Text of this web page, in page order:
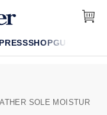
PRESSSHOPGUIDE
SOLE MOISTUR